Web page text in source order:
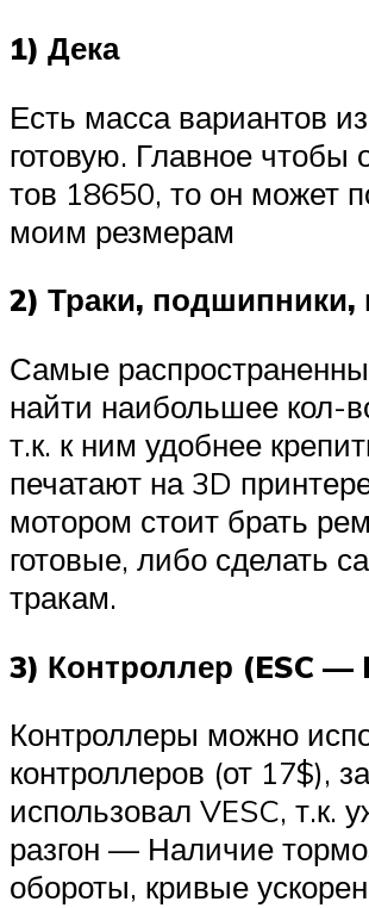
1) Дека
Есть масса вариантов
готовую. Главное чтобы
тов 18650, то он может
моим резмерам
2) Траки,
Самые
найти наибольшее кол-
т.к. к ним удобнее
печатают на 3D
мотором стоит брать
готовые, либо сделать
тракам.
3) Контроллер (ESC
Контроллеры можно
контроллеров (от 17$),
использовал VESC,
разгон — Наличие
обороты, кривые